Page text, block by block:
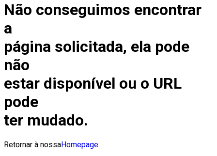
Não conseguimos encontrar
a
página solicitada, ela pode
não
estar disponível ou o URL
pode
ter mudado.
Retornar à nossaHomepage